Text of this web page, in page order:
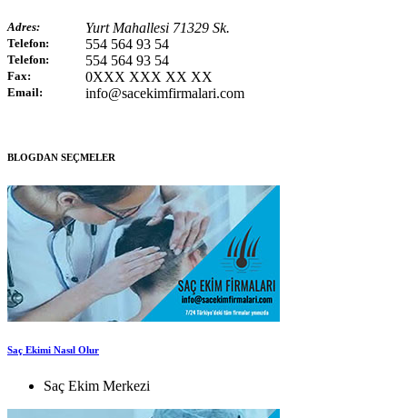
Adres: Yurt Mahallesi 71329 Sk.
Telefon: 554 564 93 54
Telefon: 554 564 93 54
Fax: 0XXX XXX XX XX
Email: info@sacekimfirmalari.com
BLOGDAN SEÇMELER
Saç Ekimi Nasıl Olur
Saç Ekim Merkezi